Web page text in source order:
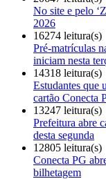
No site e pelo
2026
16274 leitura(s)
Pré-matrículas
iniciam nesta
14318 leitura(s)
Estudantes que
cartão Conecta
13247 leitura(s)
Prefeitura abre
desta segunda
12805 leitura(s)
Conecta PG
bilhetagem